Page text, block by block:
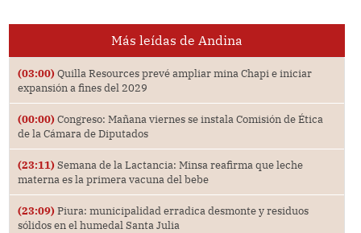
Más leídas de Andina
(03:00) Quilla Resources prevé ampliar mina Chapi e iniciar
expansión a fines del 2029
(00:00) Congreso: Mañana viernes se instala Comisión de Ética
de la Cámara de Diputados
(23:11) Semana de la Lactancia: Minsa reafirma que leche
materna es la primera vacuna del bebe
(23:09) Piura: municipalidad erradica desmonte y residuos
sólidos en el humedal Santa Julia